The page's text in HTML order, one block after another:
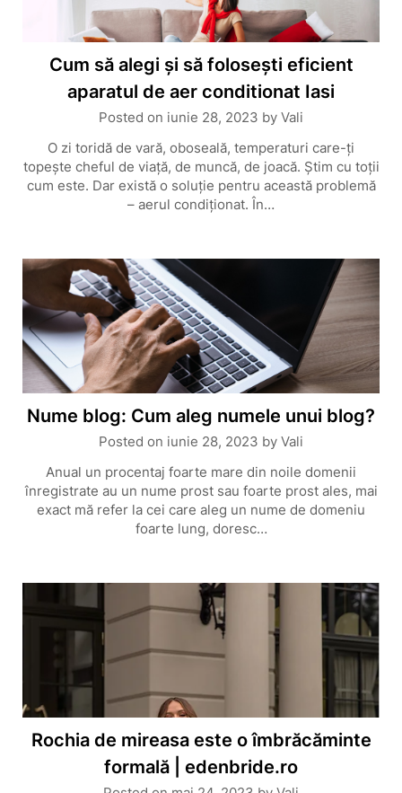
Cum să alegi și să folosești eficient
aparatul de aer conditionat Iasi
Posted on iunie 28, 2023 by Vali
O zi toridă de vară, oboseală, temperaturi care-ți
topește cheful de viață, de muncă, de joacă. Știm cu toții
cum este. Dar există o soluție pentru această problemă
– aerul condiționat. În…
Nume blog: Cum aleg numele unui blog?
Posted on iunie 28, 2023 by Vali
Anual un procentaj foarte mare din noile domenii
înregistrate au un nume prost sau foarte prost ales, mai
exact mă refer la cei care aleg un nume de domeniu
foarte lung, doresc…
Rochia de mireasa este o îmbrăcăminte
formală | edenbride.ro